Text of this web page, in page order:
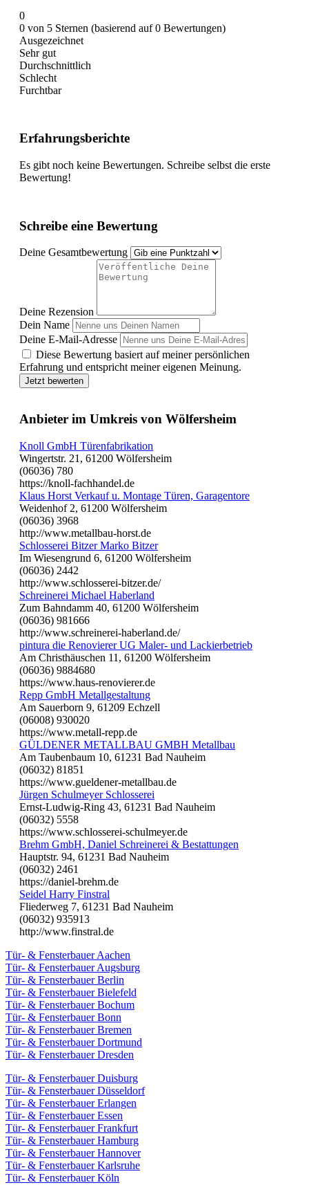
0
0 von 5 Sternen (basierend auf 0 Bewertungen)
Ausgezeichnet
Sehr gut
Durchschnittlich
Schlecht
Furchtbar
Erfahrungsberichte
Es gibt noch keine Bewertungen. Schreibe selbst die erste
Bewertung!
Schreibe eine Bewertung
Deine Gesamtbewertung
Deine Rezension
Dein Name
Deine E-Mail-Adresse
Diese Bewertung basiert auf meiner persönlichen
Erfahrung und entspricht meiner eigenen Meinung.
Jetzt bewerten
Anbieter im Umkreis von Wölfersheim
Knoll GmbH Türenfabrikation
Wingertstr. 21, 61200 Wölfersheim
(06036) 780
https://knoll-fachhandel.de
Klaus Horst Verkauf u. Montage Türen, Garagentore
Weidenhof 2, 61200 Wölfersheim
(06036) 3968
http://www.metallbau-horst.de
Schlosserei Bitzer Marko Bitzer
Im Wiesengrund 6, 61200 Wölfersheim
(06036) 2442
http://www.schlosserei-bitzer.de/
Schreinerei Michael Haberland
Zum Bahndamm 40, 61200 Wölfersheim
(06036) 981666
http://www.schreinerei-haberland.de/
pintura die Renovierer UG Maler- und Lackierbetrieb
Am Christhäuschen 11, 61200 Wölfersheim
(06036) 9884680
https://www.haus-renovierer.de
Repp GmbH Metallgestaltung
Am Sauerborn 9, 61209 Echzell
(06008) 930020
https://www.metall-repp.de
GÜLDENER METALLBAU GMBH Metallbau
Am Taubenbaum 10, 61231 Bad Nauheim
(06032) 81851
https://www.gueldener-metallbau.de
Jürgen Schulmeyer Schlosserei
Ernst-Ludwig-Ring 43, 61231 Bad Nauheim
(06032) 5558
https://www.schlosserei-schulmeyer.de
Brehm GmbH, Daniel Schreinerei & Bestattungen
Hauptstr. 94, 61231 Bad Nauheim
(06032) 2461
https://daniel-brehm.de
Seidel Harry Finstral
Fliederweg 7, 61231 Bad Nauheim
(06032) 935913
http://www.finstral.de
Tür- & Fensterbauer Aachen
Tür- & Fensterbauer Augsburg
Tür- & Fensterbauer Berlin
Tür- & Fensterbauer Bielefeld
Tür- & Fensterbauer Bochum
Tür- & Fensterbauer Bonn
Tür- & Fensterbauer Bremen
Tür- & Fensterbauer Dortmund
Tür- & Fensterbauer Dresden
Tür- & Fensterbauer Duisburg
Tür- & Fensterbauer Düsseldorf
Tür- & Fensterbauer Erlangen
Tür- & Fensterbauer Essen
Tür- & Fensterbauer Frankfurt
Tür- & Fensterbauer Hamburg
Tür- & Fensterbauer Hannover
Tür- & Fensterbauer Karlsruhe
Tür- & Fensterbauer Köln